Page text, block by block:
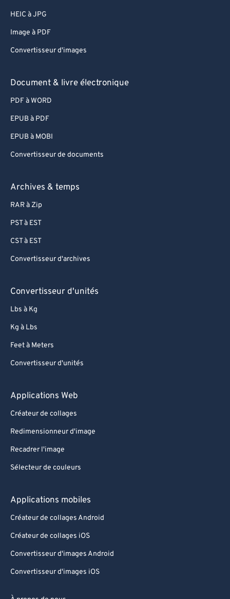
HEIC à JPG
Image à PDF
Convertisseur d'images
Document & livre électronique
PDF à WORD
EPUB à PDF
EPUB à MOBI
Convertisseur de documents
Archives & temps
RAR à Zip
PST à EST
CST à EST
Convertisseur d'archives
Convertisseur d'unités
Lbs à Kg
Kg à Lbs
Feet à Meters
Convertisseur d'unités
Applications Web
Créateur de collages
Redimensionneur d'image
Recadrer l'image
Sélecteur de couleurs
Applications mobiles
Créateur de collages Android
Créateur de collages iOS
Convertisseur d'images Android
Convertisseur d'images iOS